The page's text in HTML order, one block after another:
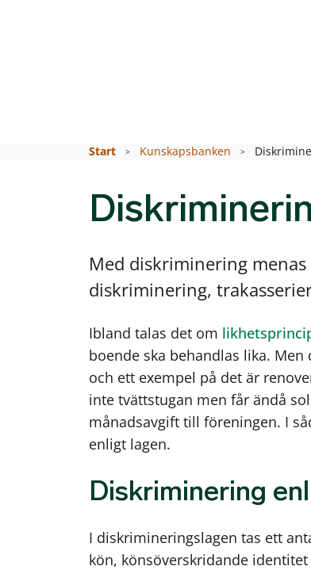
Start Kunskapsbanken
Med diskriminering
diskriminering,
Ibland talas det om
boende ska behandlas lika.
och ett exempel på det är
inte tvättstugan men får ändå
månadsavgift till föreningen. I
enligt lagen.
Diskriminering
I diskrimineringslagen tas ett
kön, könsöverskridande